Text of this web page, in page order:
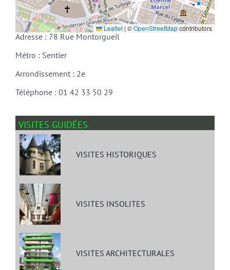
Leaflet |©OpenStreetMapcontributors
Adresse : 78 Rue Montorgueil
Métro : Sentier
Arrondissement : 2e
Téléphone : 01 42 33 50 29
VISITES GUIDÉES
VISITES HISTORIQUES
VISITES INSOLITES
VISITES ARCHITECTURALES